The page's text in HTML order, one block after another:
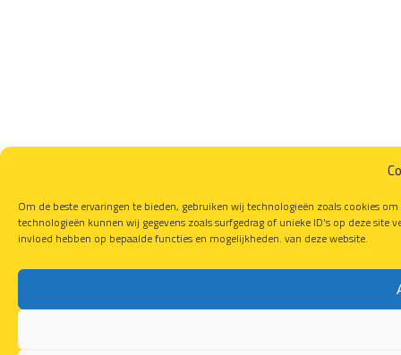
Om de beste ervaringen te bieden, gebruiken wij technologieën zoals cookies
technologieën kunnen wij gegevens zoals surfgedrag of unieke ID's op deze
invloed hebben op bepaalde functies en mogelijkheden. van deze website.